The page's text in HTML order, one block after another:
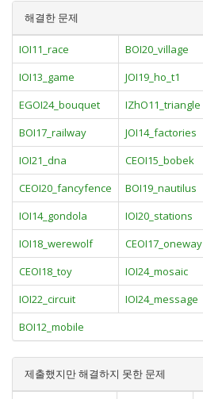
해결한 문제
IOI11_race BOI20_village
IOI13_game
JOI19_ho_t1
EGOI24_bouquet
IZhO11_triangle
BOI17_railway
JOI14_factories
IOI21_dna
CEOI15_bobek
CEOI20_fancyfence
BOI19_nautilus
IOI14_gondola
IOI20_stations
IOI18_werewolf
CEOI17_oneway
CEOI18_toy
IOI24_mosaic
IOI22_circuit
IOI24_message
BOI12_mobile
제출했지만 해결하지 못한 문제